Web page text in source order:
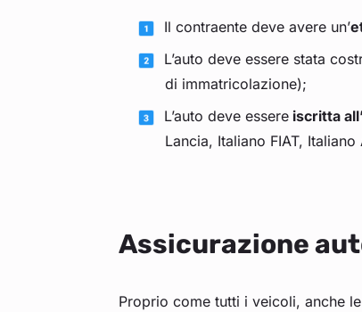
Il contraente deve avere un’
L’auto deve essere stata
di immatricolazione);
L’auto deve essere iscritta
Lancia, Italiano FIAT,
Assicurazione
Proprio come tutti i veicoli, anche